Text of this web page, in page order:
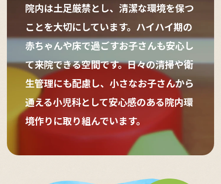
院内は土足厳禁とし、清潔な環境を保つ
ことを大切にしています。ハイハイ期の
赤ちゃんや床で過ごすお子さんも安心し
て来院できる空間です。日々の清掃や衛
生管理にも配慮し、小さなお子さんから
通える小児科として安心感のある院内環
境作りに取り組んでいます。